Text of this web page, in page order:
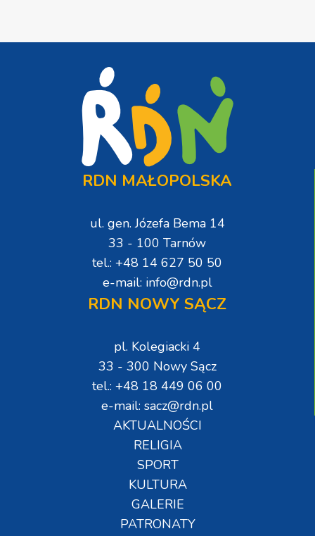
RDN MAŁOPOLSKA
ul. gen. Józefa Bema 14
33 - 100 Tarnów
tel.: +48 14 627 50 50
e-mail: info@rdn.pl
RDN NOWY SĄCZ
pl. Kolegiacki 4
33 - 300 Nowy Sącz
tel.: +48 18 449 06 00
e-mail: sacz@rdn.pl
AKTUALNOŚCI
RELIGIA
SPORT
KULTURA
GALERIE
PATRONATY